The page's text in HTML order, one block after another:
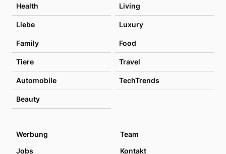
Health Living
Liebe Luxury
Family Food
Tiere Travel
Automobile TechTrends
Beauty
Werbung
Team
Jobs
Kontakt